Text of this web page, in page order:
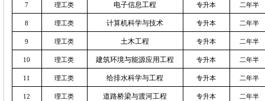
7 理工类 电子信息工程 专升本 二年半
8 理工类 计算机科学与技术 专升本 二年半
9 理工类 土木工程 专升本 二年半
10 理工类 建筑环境与能源应用工程 专升本 二年半
11 理工类 给排水科学与工程 专升本 二年半
12 理工类 道路桥梁与渡河工程 专升本 二年半